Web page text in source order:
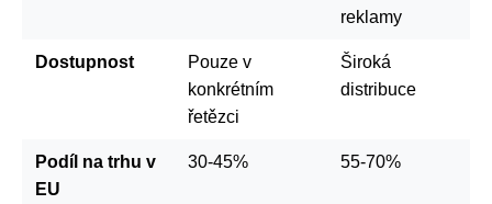
reklamy
Dostupnost
Pouze v
konkrétním
řetězci
Široká
distribuce
Podíl na trhu v
EU
30-45% 55-70%